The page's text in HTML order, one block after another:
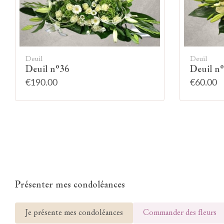
Deuil
Deuil n°36
€190.00
Deuil
Deuil
€60.00
Présenter mes condoléances
Je présente mes condoléances Commander des fleurs